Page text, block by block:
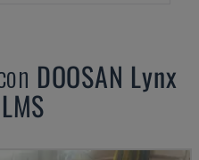
DOOSAN Lynx